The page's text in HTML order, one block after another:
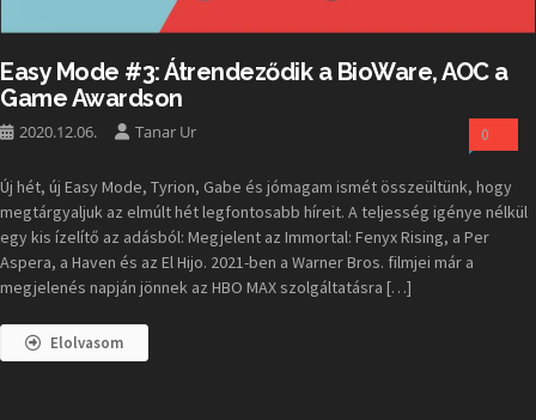
Easy Mode #3: Átrendeződik a BioWare, AOC a
Game Awardson
2020.12.06. Tanar Ur 0
Új hét, új Easy Mode, Tyrion, Gabe és jómagam ismét összeültünk, hogy
megtárgyaljuk az elmúlt hét legfontosabb híreit. A teljesség igénye nélkül
egy kis ízelítő az adásból: Megjelent az Immortal: Fenyx Rising, a Per
Aspera, a Haven és az El Hijo. 2021-ben a Warner Bros. filmjei már a
megjelenés napján jönnek az HBO MAX szolgáltatásra […]
Elolvasom